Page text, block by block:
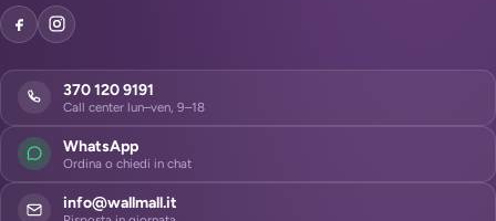
370 120 9191
Call center lun–ven, 9–18
WhatsApp
Ordina o chiedi in chat
info@wallmall.it